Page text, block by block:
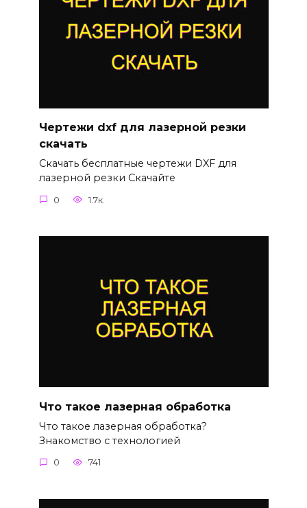
Чертежи dxf для лазерной резки
скачать
Скачать бесплатные чертежи DXF для
лазерной резки Скачайте
0 1.7к.
Что такое лазерная обработка
Что такое лазерная обработка?
Знакомство с технологией
0 741